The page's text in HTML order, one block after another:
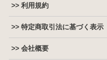
>> 利用規約
>> 特定商取引法に基づく表示
>> 会社概要